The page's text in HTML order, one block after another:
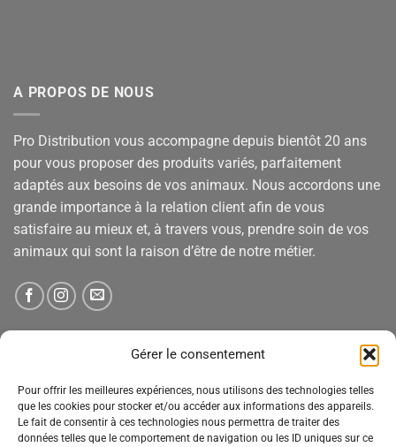
Gérer le consentement
Pour offrir les meilleures expériences, nous utilisons des technologies telles
que les cookies pour stocker et/ou accéder aux informations des appareils.
Le fait de consentir à ces technologies nous permettra de traiter des
données telles que le comportement de navigation ou les ID uniques sur ce
A PROPOS DE NOUS
Pro Distribution vous accompagne depuis bientôt 20 ans
pour vous proposer des produits variés, parfaitement
adaptés aux besoins de vos animaux. Nous accordons une
grande importance à la relation client afin de vous
satisfaire au mieux et, à travers vous, prendre soin de vos
animaux qui sont la raison d’être de notre métier.
Tenez-vous informé des nouveautés, des offres spéciales
et des remises.